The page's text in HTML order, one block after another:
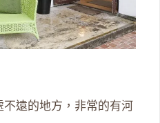
遠的地方，非常的有河